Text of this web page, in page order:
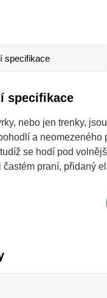
specifikace
specifikace
nebo jen trenky,
a
se hodí pod
častém praní, přidaný